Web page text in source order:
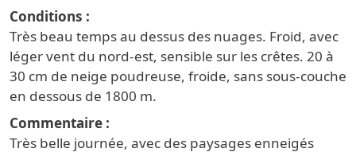
Conditions
Très beau temps au dessus des nuages. Froid, avec
léger vent du nord-est, sensible sur les crêtes. 20 à
30 cm de neige poudreuse, froide, sans sous-couche
en dessous de 1800 m.
Commentaire
Très belle journée, avec des paysages enneigés